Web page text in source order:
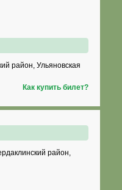
район, Ульяновская
Как купить билет?
район,